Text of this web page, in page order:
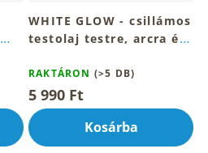
WHITE GLOW - csillámos
testolaj testre, arcra és
RAKTÁRON (>5 DB)
5 990 Ft
Kosárba